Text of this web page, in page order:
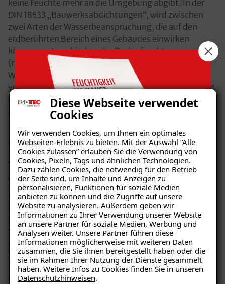
Diese Webseite verwendet
Cookies
Wir verwenden Cookies, um Ihnen ein optimales
Webseiten-Erlebnis zu bieten. Mit der Auswahl “Alle
Cookies zulassen” erlauben Sie die Verwendung von
Cookies, Pixeln, Tags und ähnlichen Technologien.
Dazu zählen Cookies, die notwendig für den Betrieb
der Seite sind, um Inhalte und Anzeigen zu
personalisieren, Funktionen für soziale Medien
anbieten zu können und die Zugriffe auf unsere
Website zu analysieren. Außerdem geben wir
Informationen zu Ihrer Verwendung unserer Website
an unsere Partner für soziale Medien, Werbung und
Analysen weiter. Unsere Partner führen diese
Informationen möglicherweise mit weiteren Daten
zusammen, die Sie ihnen bereitgestellt haben oder die
sie im Rahmen Ihrer Nutzung der Dienste gesammelt
haben. Weitere Infos zu Cookies finden Sie in unseren
Datenschutzhinweisen.
keine Feuchte mehr an die Umgebung abgibt. In der
DIN 18533 „Bauwerksabdichtungen“, wird zwischen
zwei Arten der Wasserbeanspruchung, die auf den
erdberührten Bereich eines Gebäudes einwirken
können, unterschieden: der Bodenfeuchte
(nichtdrückendes Wasser) und dem drückenden
Wasser. Unsere Abdichtungssysteme sind auf die
vorhandenen Wasserbeanspruchungen ausgelegt und
wirken somit den Ursachen von Feuchte- und
Schimmelpilzschäden effektiv entgegen.
Materialien und Produkte zum
Abdichten
Wir verwenden ausschließlich hochwertige
Abdichtungsprodukte, um einen effektiven
Feuchtigkeitsschutz zu gewährleisten. Für die unsere
unterschiedlichen Arten der Abdichtungen verwenden
wir beispielsweise die ISOTEC-Kombiflexabdichtung,
die ISOTEC-VAS-Abdichtung, das ISOTEC-
Spezialparaffin oder das ISOTEC-Flexbandsystem.
Unsere geprüften Materialien sowie Produkte sorgen
für eine dauerhafte, nachhaltige Abdichtung Ihres
Ratgeber „Sofort-Tipps gegen
Feuchtigkeit“
– jetzt kostenlos erhalten!